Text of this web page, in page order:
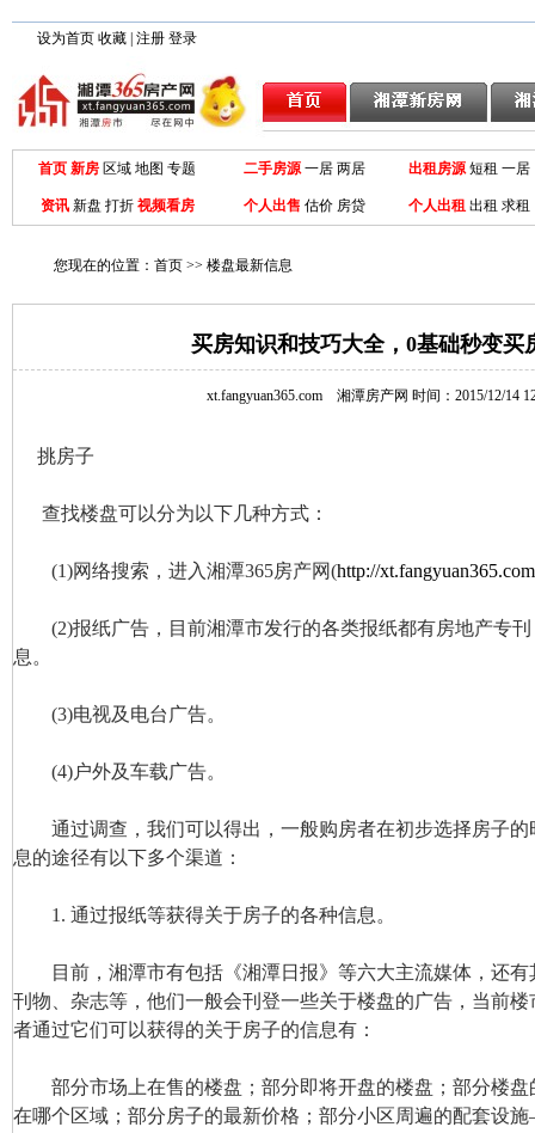
设为首页 收藏 注册 登录
首页 新房 区域 地图 专题 二手房源 一居 两居 出租房源短租 一居
资讯 新盘 打折 视频看房 个人出售 估价 房贷 个人出租 出租 求租
您现在的位置： 首页 >> 楼盘最新信息
买房知识和技巧大全，0基础秒变买
xt.fangyuan365.com 湘潭房产网 时间：2015/12/14
挑房子
查找楼盘可以分为以下几种方式：
(1)网络搜索，进入湘潭365房产网(http://
(2)报纸广告，目前湘潭市发行的各类报纸都有房地产专刊
息。
(3)电视及电台广告。
(4)户外及车载广告。
通过调查，我们可以得出，一般购房者在初步选择房子的
息的途径有以下多个渠道：
1. 通过报纸等获得关于房子的各种信息。
目前，湘潭市有包括《湘潭日报》等六大主流媒体，还有
刊物、杂志等，他们一般会刊登一些关于楼盘的广告，当前
者通过它们可以获得的关于房子的信息有：
部分市场上在售的楼盘；部分即将开盘的楼盘；部分楼盘
在哪个区域；部分房子的最新价格；部分小区周遍的配套设